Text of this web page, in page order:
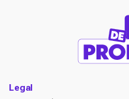
Legal